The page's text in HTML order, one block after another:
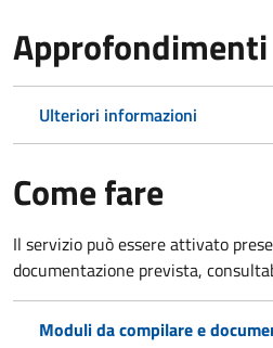
Approfondimenti
Ulteriori informazioni
Come fare
Il servizio può essere attivato
documentazione prevista,
Moduli da compilare e